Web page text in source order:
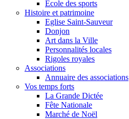
Ecole des sports
Histoire et patrimoine
Eglise Saint-Sauveur
Donjon
Art dans la Ville
Personnalités locales
Rigoles royales
Associations
Annuaire des associations
Vos temps forts
La Grande Dictée
Fête Nationale
Marché de Noël